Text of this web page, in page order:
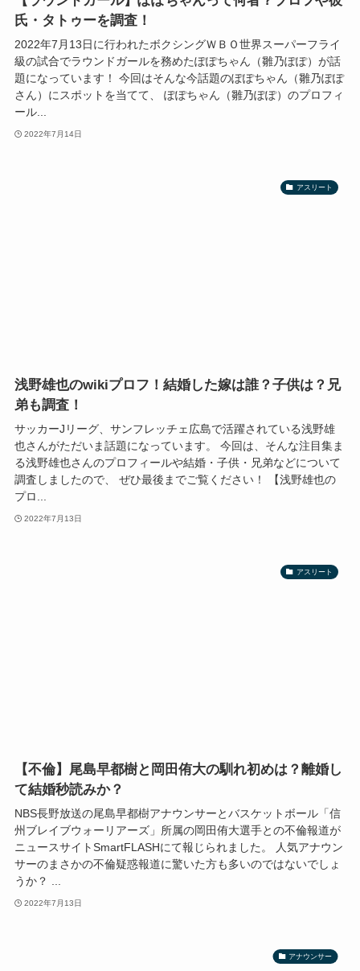
氏・タトゥーを調査！
2022年7月13日に行われたボクシングＷＢＯ世界スーパーフライ
級の試合でラウンドガールを務めたぽぽちゃん（雛乃ぽぽ）が話
題になっています！ 今回はそんな今話題のぽぽちゃん（雛乃ぽぽ
さん）にスポットを当てて、 ぽぽちゃん（雛乃ぽぽ）のプロフィ
ール...
2022年7月14日
アスリート
浅野雄也のwikiプロフ！結婚した嫁は誰？子供は？兄
弟も調査！
サッカーJリーグ、サンフレッチェ広島で活躍されている浅野雄
也さんがただいま話題になっています。 今回は、そんな注目集ま
る浅野雄也さんのプロフィールや結婚・子供・兄弟などについて
調査しましたので、 ぜひ最後までご覧ください！ 【浅野雄也の
プロ...
2022年7月13日
アスリート
【不倫】尾島早都樹と岡田侑大の馴れ初めは？離婚し
て結婚秒読みか？
NBS長野放送の尾島早都樹アナウンサーとバスケットボール「信
州ブレイブウォーリアーズ」所属の岡田侑大選手との不倫報道が
ニュースサイトSmartFLASHにて報じられました。 人気アナウン
サーのまさかの不倫疑惑報道に驚いた方も多いのではないでしょ
うか？ ...
2022年7月13日
アナウンサー